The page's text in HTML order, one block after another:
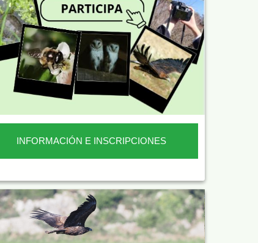
INFORMACIÓN E INSCRIPCIONES